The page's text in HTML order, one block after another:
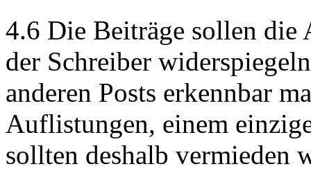
4.6 Die Beiträge sollen die
der Schreiber
anderen Posts erkennbar
Auflistungen, einem
sollten deshalb vermieden